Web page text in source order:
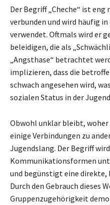
Der Begriff „Cheche“ ist
verbunden und wird häufig
verwendet. Oftmals wird er
beleidigen, die als
„Angsthase“ betrachtet
implizieren, dass die
schwach angesehen wird,
sozialen Status in der
Obwohl unklar bleibt,
einige Verbindungen zu
Jugendslang. Der Begriff
Kommunikationsformen
und begünstigt eine direkte,
Durch den Gebrauch dieses
Gruppenzugehörigkeit